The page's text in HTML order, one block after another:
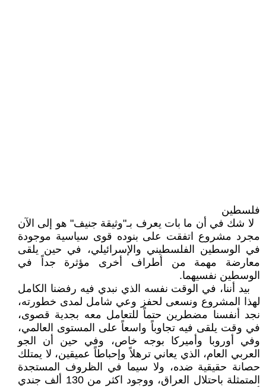
فلسطين
لا شك في أن ما بات يعرف بـ"وثيقة جنيف" هو إلى الآن
مجرد مشروع اتفقت على بنوده قوى سياسية موجودة
في الوسطين الفلسطيني والإسرائيلي، في حين يلقى
معارضة مهمة من أطراف أخرى مؤثرة جداً في
الوسطين نفسيهما.
بيد أننا، في الوقت نفسه الذي نبدي فيه رفضنا الكامل
لهذا المشروع ونسعى لحفز وعي شامل لمدى خطورته،
نجد أنفسنا مضطرين حتماً للتعامل معه بجدية قصوى،
في وقت يلقى فيه تجاوباً واسعاً على المستوى العالمي،
وفي أوروبا وأميركا بوجه خاص، وفي حين أن الجو
العربي العام، الذي يعاني ترهلاً وإحباطاً عميقين، لا يمتلك
حصانة حقيقية ضده، ولا سيما في الظروف المستجدة
المتمثلة باحتلال العراق، ووجود اكثر من 130 ألف جندي